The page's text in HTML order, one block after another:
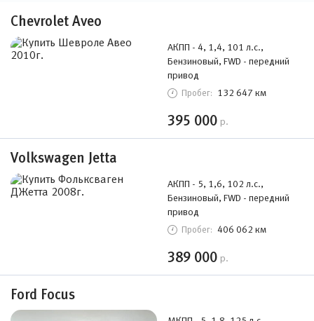
Chevrolet Aveo
АКПП - 4, 1,4, 101 л.с.,
Бензиновый, FWD - передний
привод
Пробег: 132 647 км
395 000 р.
Volkswagen Jetta
АКПП - 5, 1,6, 102 л.с.,
Бензиновый, FWD - передний
привод
Пробег: 406 062 км
389 000 р.
Ford Focus